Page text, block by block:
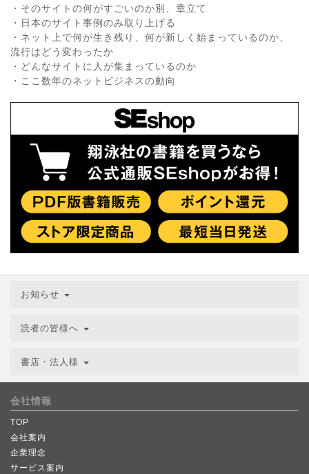
・そのサイトの何がすごいのか別、章立て
・日本のサイト事例のみ取り上げる
・ネット上で何が生き残り、何が新しく始まっているのか、
流行はどう変わったか
・どんなサイトに人が集まっているのか
・ここ数年のネットビジネスの動向
お知らせ
読者の皆様へ
書店・法人様
会社情報
TOP
会社案内
企業理念
サービス案内